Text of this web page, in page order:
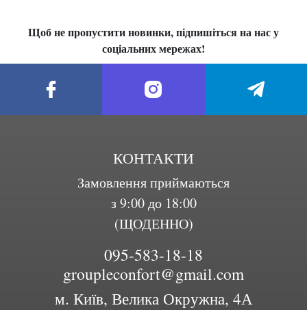
Щоб не пропустити новинки, підпишіться на нас у
соціальних мережах!
КОНТАКТИ
Замовлення приймаються
з 9:00 до 18:00
(ЩОДЕННО)
095-583-18-18
groupleconfort@gmail.com
м. Київ, Велика Окружна, 4А